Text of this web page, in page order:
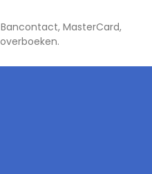
MasterCard,